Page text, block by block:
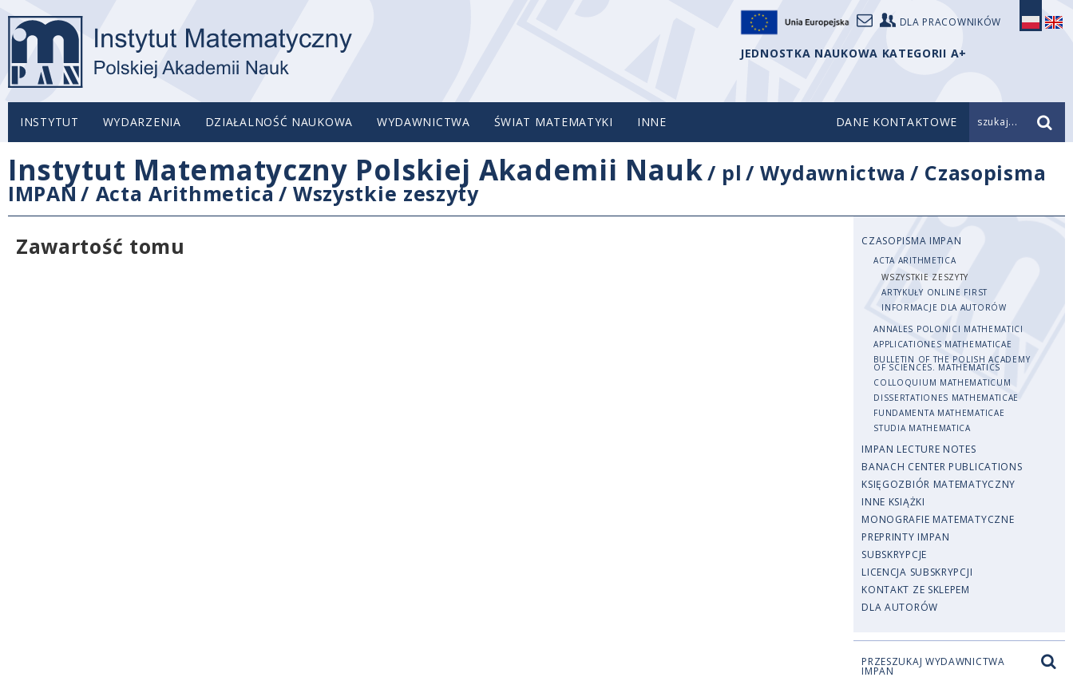
DLA PRACOWNIKÓW
JEDNOSTKA NAUKOWA KATEGORII A+
INSTYTUT WYDARZENIA DZIAŁALNOŚĆ NAUKOWA WYDAWNICTWA ŚWIAT MATEMATYKI INNE DANE KONTAKTOWE szukaj...
Instytut Matematyczny Polskiej Akademii Nauk/ pl /Wydawnictwa / Czasopisma
IMPAN / Acta Arithmetica/ Wszystkie zeszyty
Zawartość tomu
CZASOPISMA IMPAN
ACTA ARITHMETICA
WSZYSTKIE ZESZYTY
ARTYKUŁY ONLINE FIRST
INFORMACJE DLA AUTORÓW
ANNALES POLONICI MATHEMATICI
APPLICATIONES MATHEMATICAE
BULLETIN OF THE POLISH ACADEMY
OF SCIENCES. MATHEMATICS
COLLOQUIUM MATHEMATICUM
DISSERTATIONES MATHEMATICAE
FUNDAMENTA MATHEMATICAE
STUDIA MATHEMATICA
IMPAN LECTURE NOTES
BANACH CENTER PUBLICATIONS
KSIĘGOZBIÓR MATEMATYCZNY
INNE KSIĄŻKI
MONOGRAFIE MATEMATYCZNE
PREPRINTY IMPAN
SUBSKRYPCJE
LICENCJA SUBSKRYPCJI
KONTAKT ZE SKLEPEM
DLA AUTORÓW
PRZESZUKAJ WYDAWNICTWA
IMPAN